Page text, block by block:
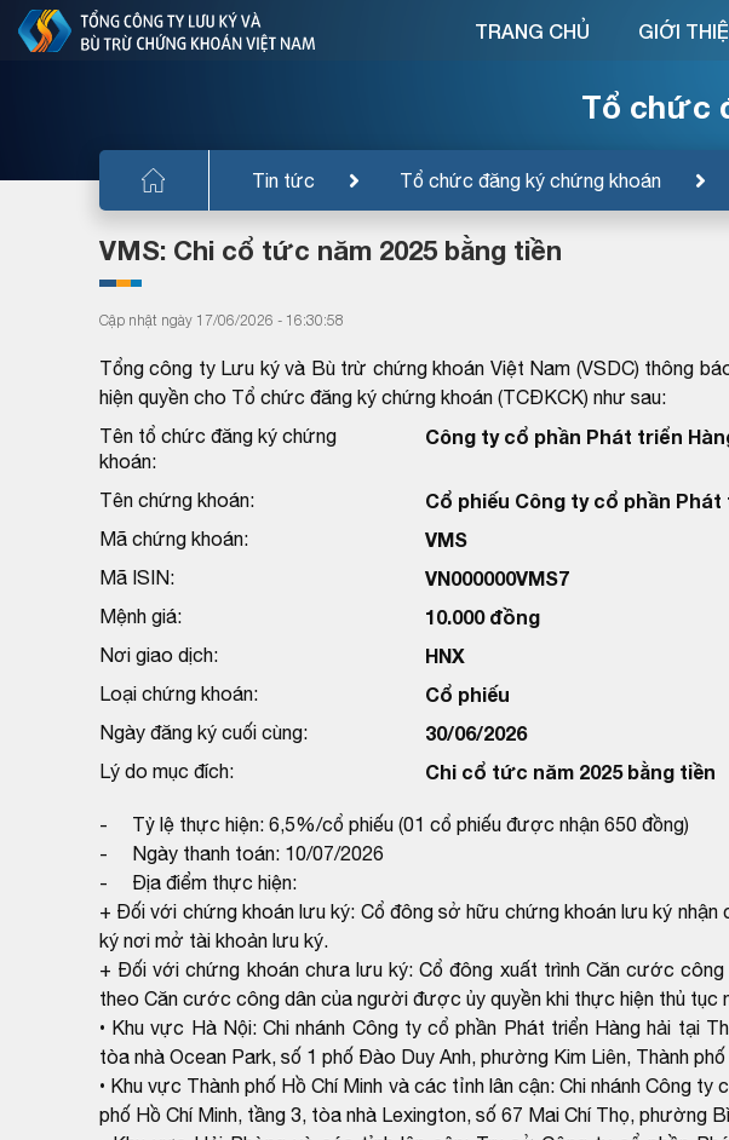
Tổ chức
Tin tức Tổ chức đăng ký chứng khoán
TRANG CHỦ GIỚI
VMS: Chi cổ tức năm 2025 bằng tiền
Cập nhật ngày 17/06/2026 - 16:30:58
Tổng công ty Lưu ký và Bù trừ chứng khoán Việt Nam (VSDC) thông
hiện quyền cho Tổ chức đăng ký chứng khoán (TCĐKCK) như sau:
Tên tổ chức đăng ký chứng
khoán:
Công ty cổ phần Phát triển
Tên chứng khoán: Cổ phiếu Công ty cổ phần Phát
Mã chứng khoán: VMS
Mã ISIN: VN000000VMS7
Mệnh giá: 10.000 đồng
Nơi giao dịch: HNX
Loại chứng khoán: Cổ phiếu
Ngày đăng ký cuối cùng: 30/06/2026
Lý do mục đích: Chi cổ tức năm 2025 bằng tiền
- Tỷ lệ thực hiện: 6,5%/cổ phiếu (01 cổ phiếu được nhận 650 đồng)
- Ngày thanh toán: 10/07/2026
- Địa điểm thực hiện:
+ Đối với chứng khoán lưu ký: Cổ đông sở hữu chứng khoán lưu ký
ký nơi mở tài khoản lưu ký.
+ Đối với chứng khoán chưa lưu ký: Cổ đông xuất trình Căn cước
theo Căn cước công dân của người được ủy quyền khi thực hiện thủ tục
• Khu vực Hà Nội: Chi nhánh Công ty cổ phần Phát triển Hàng hải tại
tòa nhà Ocean Park, số 1 phố Đào Duy Anh, phường Kim Liên, Thành
• Khu vực Thành phố Hồ Chí Minh và các tỉnh lân cận: Chi nhánh Công ty
phố Hồ Chí Minh, tầng 3, tòa nhà Lexington, số 67 Mai Chí Thọ, phường